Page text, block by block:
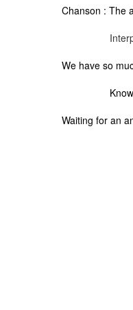
Chanson : The
We have so
Waiting for an